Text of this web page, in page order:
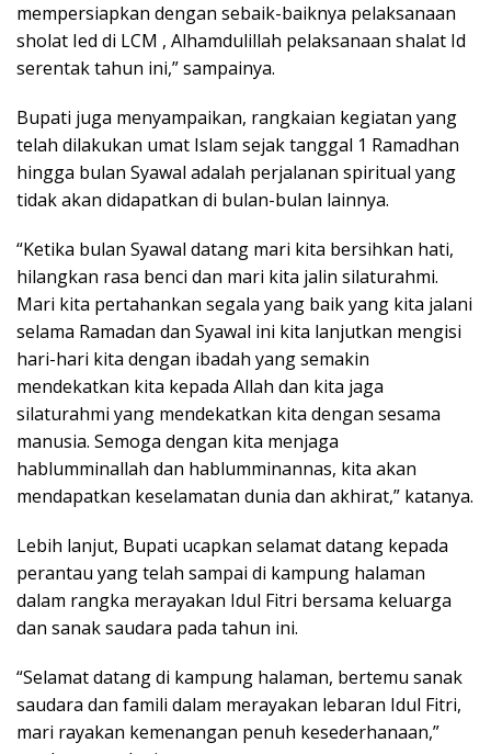
mempersiapkan dengan sebaik-baiknya pelaksanaan
sholat Ied di LCM , Alhamdulillah pelaksanaan shalat Id
serentak tahun ini,” sampainya.
Bupati juga menyampaikan, rangkaian kegiatan yang
telah dilakukan umat Islam sejak tanggal 1 Ramadhan
hingga bulan Syawal adalah perjalanan spiritual yang
tidak akan didapatkan di bulan-bulan lainnya.
“Ketika bulan Syawal datang mari kita bersihkan hati,
hilangkan rasa benci dan mari kita jalin silaturahmi.
Mari kita pertahankan segala yang baik yang kita jalani
selama Ramadan dan Syawal ini kita lanjutkan mengisi
hari-hari kita dengan ibadah yang semakin
mendekatkan kita kepada Allah dan kita jaga
silaturahmi yang mendekatkan kita dengan sesama
manusia. Semoga dengan kita menjaga
hablumminallah dan hablumminannas, kita akan
mendapatkan keselamatan dunia dan akhirat,” katanya.
Lebih lanjut, Bupati ucapkan selamat datang kepada
perantau yang telah sampai di kampung halaman
dalam rangka merayakan Idul Fitri bersama keluarga
dan sanak saudara pada tahun ini.
“Selamat datang di kampung halaman, bertemu sanak
saudara dan famili dalam merayakan lebaran Idul Fitri,
mari rayakan kemenangan penuh kesederhanaan,”